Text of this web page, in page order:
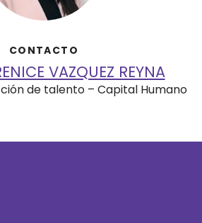
CONTACTO
VAZQUEZ REYNA
de talento – Capital Humano